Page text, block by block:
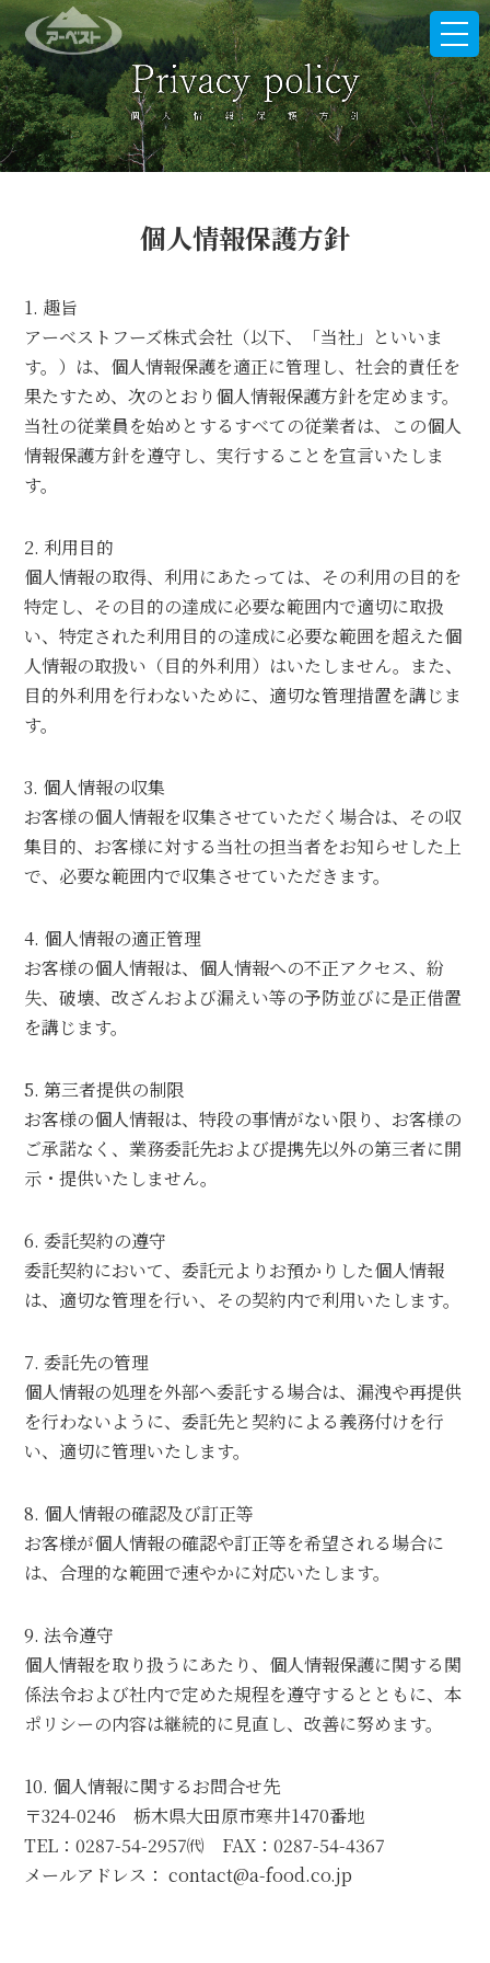
t
o
g
g
l
e
n
a
個人情報保護方針
1. 趣旨
アーベストフーズ株式会社（以下、「当社」といいま
す。）は、個人情報保護を適正に管理し、社会的責任を
果たすため、次のとおり個人情報保護方針を定めます。
当社の従業員を始めとするすべての従業者は、この個人
情報保護方針を遵守し、実行することを宣言いたしま
す。
2. 利用目的
個人情報の取得、利用にあたっては、その利用の目的を
特定し、その目的の達成に必要な範囲内で適切に取扱
い、特定された利用目的の達成に必要な範囲を超えた個
人情報の取扱い（目的外利用）はいたしません。また、
目的外利用を行わないために、適切な管理措置を講じま
す。
3. 個人情報の収集
お客様の個人情報を収集させていただく場合は、その収
集目的、お客様に対する当社の担当者をお知らせした上
で、必要な範囲内で収集させていただきます。
4. 個人情報の適正管理
お客様の個人情報は、個人情報への不正アクセス、紛
失、破壊、改ざんおよび漏えい等の予防並びに是正借置
を講じます。
5. 第三者提供の制限
お客様の個人情報は、特段の事情がない限り、お客様の
ご承諾なく、業務委託先および提携先以外の第三者に開
示・提供いたしません。
6. 委託契約の遵守
委託契約において、委託元よりお預かりした個人情報
は、適切な管理を行い、その契約内で利用いたします。
7. 委託先の管理
個人情報の処理を外部へ委託する場合は、漏洩や再提供
を行わないように、委託先と契約による義務付けを行
い、適切に管理いたします。
8. 個人情報の確認及び訂正等
お客様が個人情報の確認や訂正等を希望される場合に
は、合理的な範囲で速やかに対応いたします。
9. 法令遵守
個人情報を取り扱うにあたり、個人情報保護に関する関
係法令および社内で定めた規程を遵守するとともに、本
ポリシーの内容は継続的に見直し、改善に努めます。
10. 個人情報に関するお問合せ先
〒324-0246 栃木県大田原市寒井1470番地
TEL：0287-54-2957㈹ FAX：0287-54-4367
メールアドレス： contact@a-food.co.jp